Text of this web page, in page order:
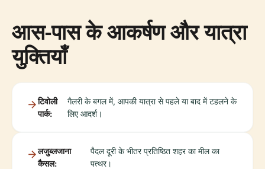
आस-पास के आकर्षण और यात्रा
युक्तियाँ
टिवोली
पार्क:
गैलरी के बगल में, आपकी यात्रा से पहले या बाद में टहलने के
लिए आदर्श।
लजुब्लजाना
कैसल:
पैदल दूरी के भीतर प्रतिष्ठित शहर का मील का
पत्थर।